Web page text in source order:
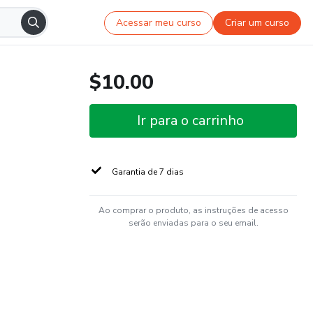
Acessar meu curso Criar um curso
$10.00
Ir para o carrinho
Garantia de 7 dias
Ao comprar o produto, as instruções de acesso
serão enviadas para o seu email.